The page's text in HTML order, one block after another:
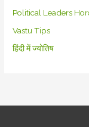
Political Leaders
Vastu Tips
हिंदी में ज्योतिष